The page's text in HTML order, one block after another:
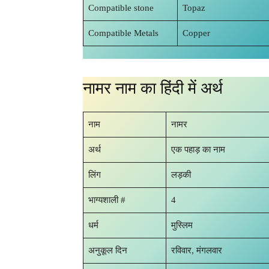
Compatible stone Topaz
Compatible Metals Copper
नामर नाम का हिंदी में अर्थ
नाम नामर
अर्थ एक पहाड़ का नाम
लिंग लड़की
भाग्यशाली # 4
धर्म मुस्लिम
अनुकूल दिन रविवार, मंगलवार